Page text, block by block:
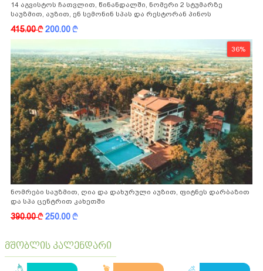
14 აგვისტოს ჩათვლით, წინანდალში, ნომერი 2 სტუმარზე
საუზმით, აუზით, ენ სემონინ სპას და რესტორან პინოს
ფასდაკლებით
415.00k200.00k
36%
ნომრები საუზმით, ღია და დახურული აუზით, ფიტნეს დარბაზით
და სპა ცენტრით კახეთში
390.00k250.00k
მშობლის კალენდარი